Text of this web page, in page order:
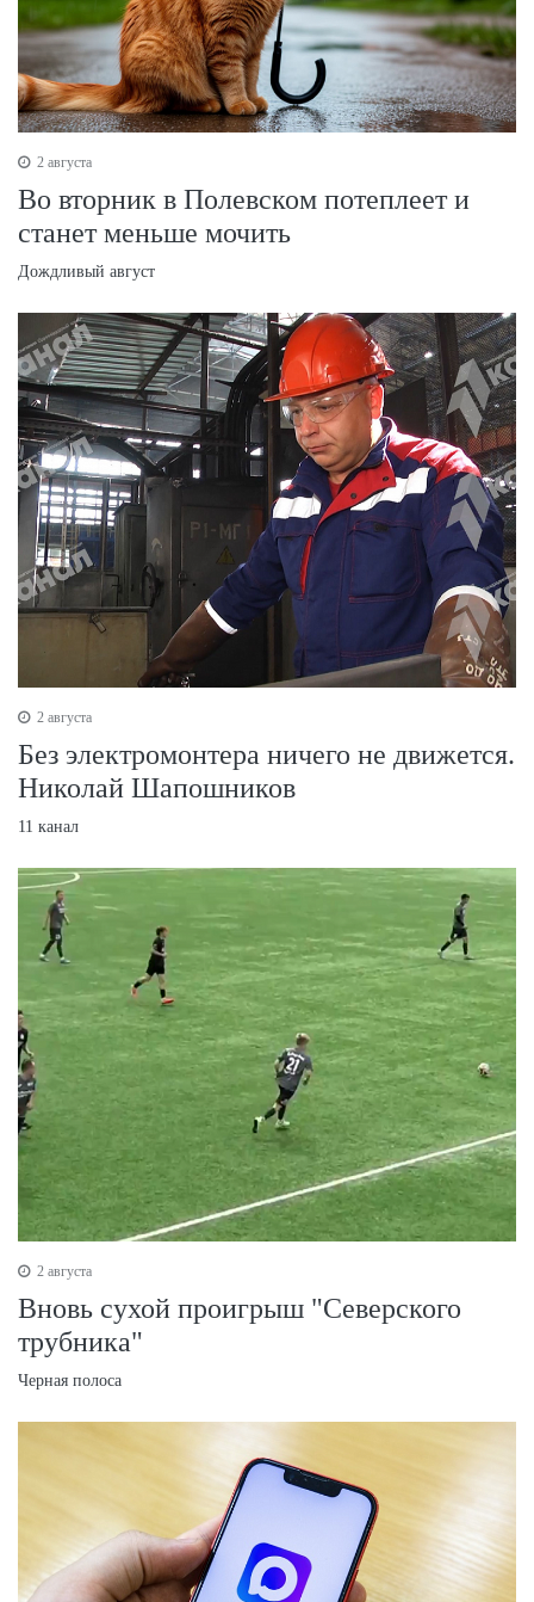
2 августа
Во вторник в Полевском потеплеет и
станет меньше мочить
Дождливый август
2 августа
Без электромонтера ничего не движется.
Николай Шапошников
11 канал
2 августа
Вновь сухой проигрыш "Северского
трубника"
Черная полоса